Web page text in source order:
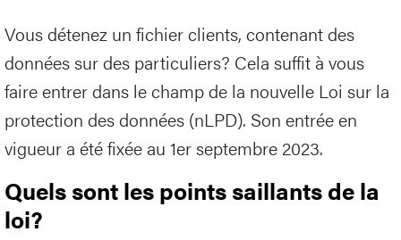
Vous détenez un fichier clients, contenant des
données sur des particuliers? Cela suffit à vous
faire entrer dans le champ de la nouvelle Loi sur la
protection des données (nLPD). Son entrée en
vigueur a été fixée au 1er septembre 2023.
Quels sont les points saillants de la
loi?